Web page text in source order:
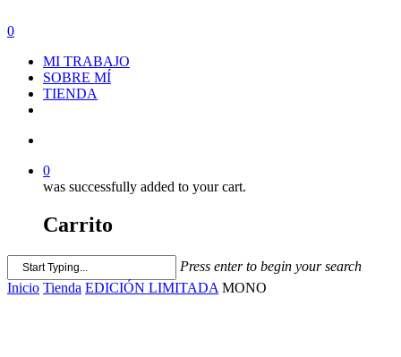
0
MI TRABAJO
SOBRE MÍ
TIENDA
0
was successfully added to your cart.
Carrito
Press enter to begin your search
Inicio Tienda EDICIÓN LIMITADA MONO